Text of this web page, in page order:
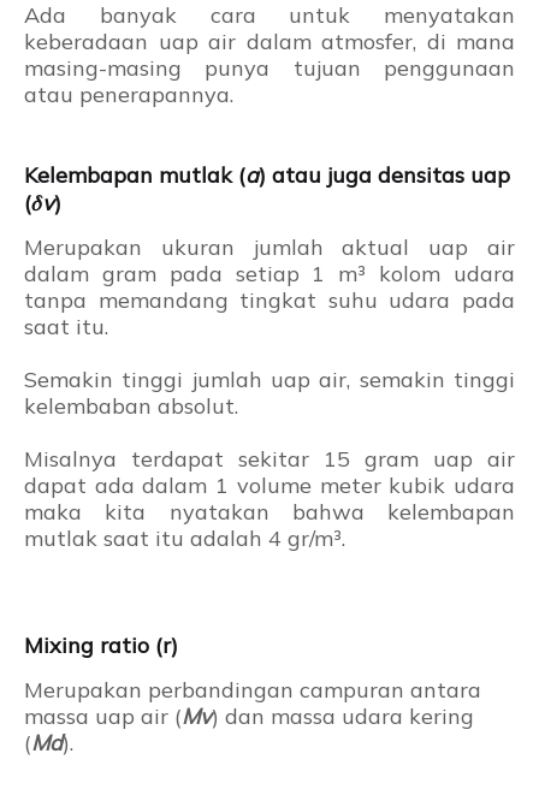
Ada banyak cara untuk menyatakan
keberadaan uap air dalam atmosfer, di mana
masing-masing punya tujuan penggunaan
atau penerapannya.
Kelembapan mutlak (a) atau juga densitas uap
(𝛿v)
Merupakan ukuran jumlah aktual uap air
dalam gram pada setiap 1 m³ kolom udara
tanpa memandang tingkat suhu udara pada
saat itu.
Semakin tinggi jumlah uap air, semakin tinggi
kelembaban absolut.
Misalnya terdapat sekitar 15 gram uap air
dapat ada dalam 1 volume meter kubik udara
maka kita nyatakan bahwa kelembapan
mutlak saat itu adalah 4 gr/m³.
Mixing ratio (r)
Merupakan perbandingan campuran antara
massa uap air (Mv) dan massa udara kering
(Md).